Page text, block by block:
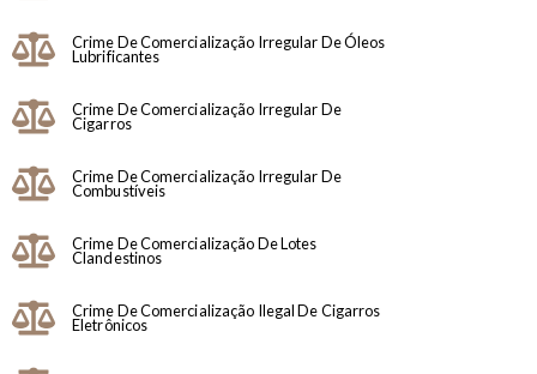
Crime De Comercialização Irregular De Óleos
Lubrificantes
Crime De Comercialização Irregular De
Cigarros
Crime De Comercialização Irregular De
Combustíveis
Crime De Comercialização De Lotes
Clandestinos
Crime De Comercialização Ilegal De Cigarros
Eletrônicos